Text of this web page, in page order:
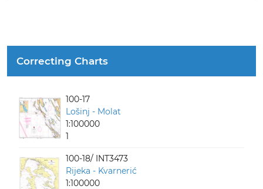
Correcting Charts
100-17
Lošinj - Molat
1:100000
1
100-18/ INT3473
Rijeka - Kvarnerić
1:100000